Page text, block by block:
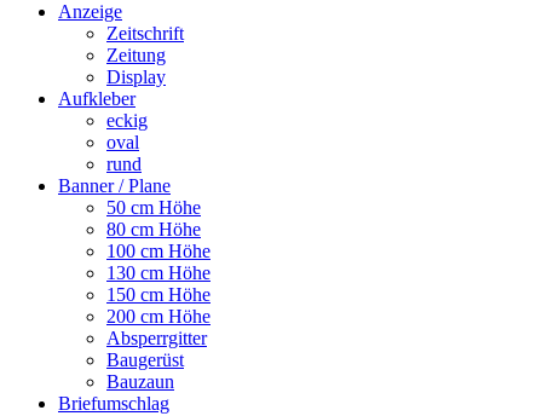
Anzeige
Zeitschrift
Zeitung
Display
Aufkleber
eckig
oval
rund
Banner / Plane
50 cm Höhe
80 cm Höhe
100 cm Höhe
130 cm Höhe
150 cm Höhe
200 cm Höhe
Absperrgitter
Baugerüst
Bauzaun
Briefumschlag